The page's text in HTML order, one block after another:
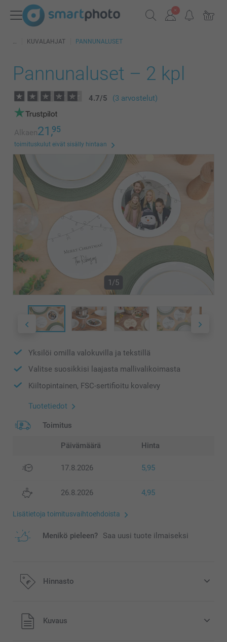
KUVALAHJAT PANNUNALUSET
Pannunaluset – 2 kpl
4.7/5 (3 arvostelut)
Alkaen21,95
toimituskulut eivät sisälly hintaan
1/5
Yksilöi omilla valokuvilla ja tekstillä
Valitse suosikkisi laajasta mallivalikoimasta
Kiiltopintainen, FSC-sertifioitu kovalevy
Tuotetiedot
Toimitus
Päivämäärä Hinta
17.8.2026 5,95
26.8.2026 4,95
Lisätietoja toimitusvaihtoehdoista
Menikö pieleen? Saa uusi tuote ilmaiseksi
Hinnasto
Kaikki hinnat ovat euroina, sisältävät arvonlisäveron ja
eivät sisällä postikuluja.
Kuvaus